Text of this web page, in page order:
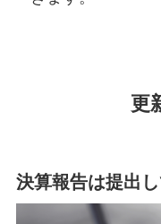
更
決算報告は提出